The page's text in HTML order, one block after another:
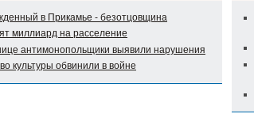
в Прикамье - безотцовщина
миллиард на расселение
антимонопольщики выявили нарушения
культуры обвинили в войне